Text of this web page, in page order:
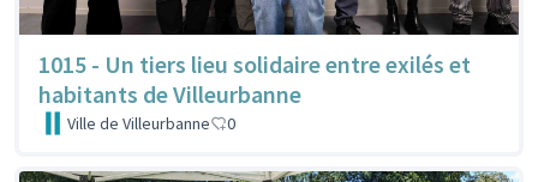
1015 - Un tiers lieu solidaire entre exilés et
habitants de Villeurbanne
Ville de Villeurbanne 0